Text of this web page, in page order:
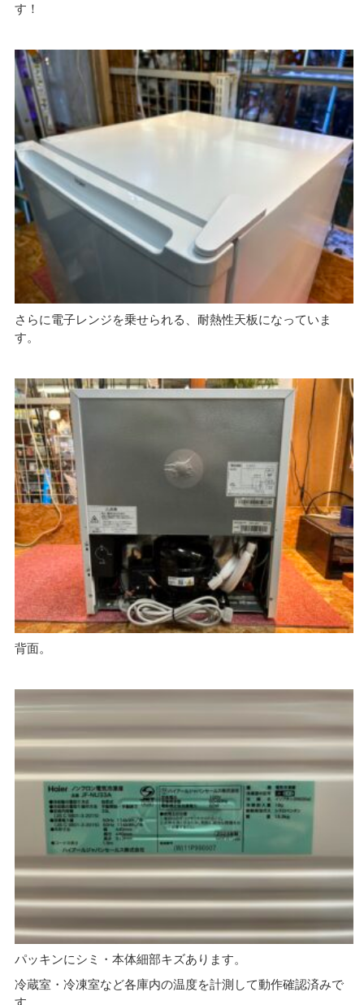
す！
さらに電子レンジを乗せられる、耐熱性天板になっていま
す。
背面。
パッキンにシミ・本体細部キズあります。
冷蔵室・冷凍室など各庫内の温度を計測して動作確認済みで
す。